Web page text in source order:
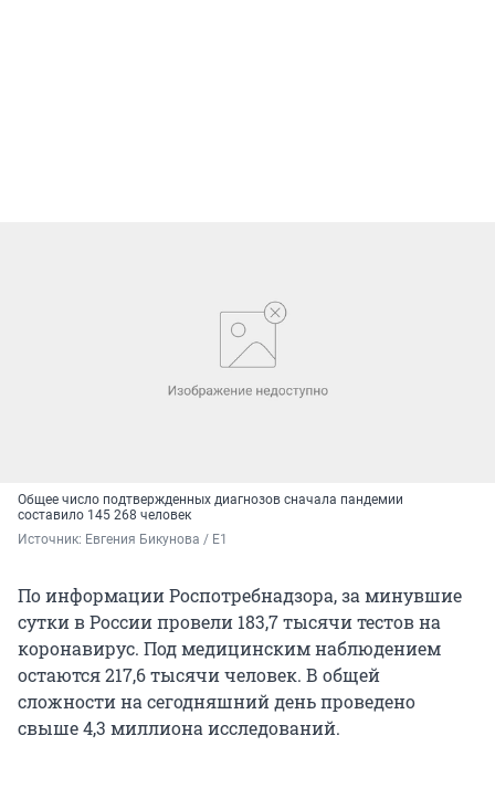
Общее число подтвержденных диагнозов сначала пандемии
составило 145 268 человек
Источник: Евгения Бикунова / E1
По информации Роспотребнадзора, за минувшие
сутки в России провели 183,7 тысячи тестов на
коронавирус. Под медицинским наблюдением
остаются 217,6 тысячи человек. В общей
сложности на сегодняшний день проведено
свыше 4,3 миллиона исследований.